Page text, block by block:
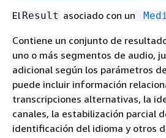
El Result asociado con un
Contiene un conjunto de
uno o más segmentos de audio,
adicional según los parámetros
puede incluir información
transcripciones alternativas, la
canales, la estabilización parcial
identificación del idioma y otros